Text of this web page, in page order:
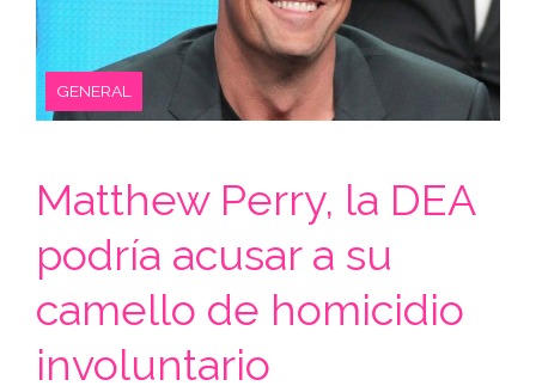
GENERAL
Matthew Perry, la DEA
podría acusar a su
camello de homicidio
involuntario